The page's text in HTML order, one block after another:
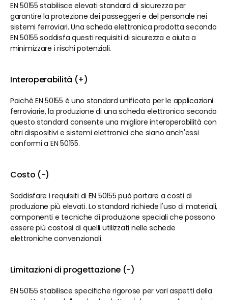
EN 50155 stabilisce elevati standard di sicurezza per
garantire la protezione dei passeggeri e del personale nei
sistemi ferroviari. Una scheda elettronica prodotta secondo
EN 50155 soddisfa questi requisiti di sicurezza e aiuta a
minimizzare i rischi potenziali.
Interoperabilità (+)
Poiché EN 50155 è uno standard unificato per le applicazioni
ferroviarie, la produzione di una scheda elettronica secondo
questo standard consente una migliore interoperabilità con
altri dispositivi e sistemi elettronici che siano anch'essi
conformi a EN 50155.
Costo (-)
Soddisfare i requisiti di EN 50155 può portare a costi di
produzione più elevati. Lo standard richiede l'uso di materiali,
componenti e tecniche di produzione speciali che possono
essere più costosi di quelli utilizzati nelle schede
elettroniche convenzionali.
Limitazioni di progettazione (-)
EN 50155 stabilisce specifiche rigorose per vari aspetti della